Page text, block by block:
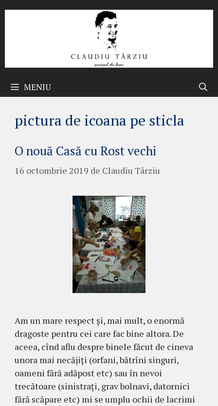
MENIU
pictura de icoana pe sticla
O nouă Casă cu Rost vechi
16 octombrie 2019 de Claudiu Târziu
Am un mare respect și, mai mult, o enormă
dragoste pentru cei care fac bine altora. De
aceea, cînd aflu despre binele făcut de cineva
unora mai necăjiți (orfani, bătrîni singuri,
oameni fără adăpost etc) sau în nevoi
trecătoare (sinistrați, grav bolnavi, datornici
fără scăpare etc) mi se umplu ochii de lacrimi